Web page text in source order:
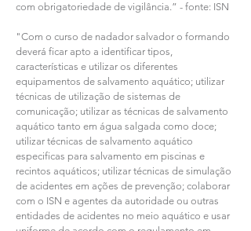
com obrigatoriedade de vigilância.” - fonte: ISN
"Com o curso de nadador salvador o formando
deverá ficar apto a identificar tipos,
características e utilizar os diferentes
equipamentos de salvamento aquático; utilizar
técnicas de utilização de sistemas de
comunicação; utilizar as técnicas de salvamento
aquático tanto em água salgada como doce;
utilizar técnicas de salvamento aquático
especificas para salvamento em piscinas e
recintos aquáticos; utilizar técnicas de simulação
de acidentes em ações de prevenção; colaborar
com o ISN e agentes da autoridade ou outras
entidades de acidentes no meio aquático e usar